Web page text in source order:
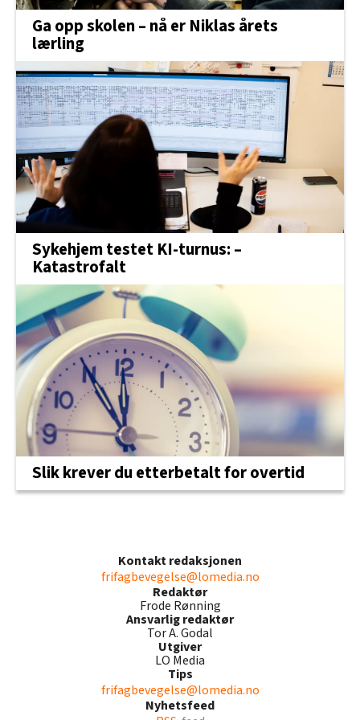
Ga opp skolen – nå er Niklas årets
lærling
Sykehjem testet KI-turnus: –
Katastrofalt
Slik krever du etterbetalt for overtid
Kontakt redaksjonen
frifagbevegelse@lomedia.no
Redaktør
Frode Rønning
Ansvarlig redaktør
Tor A. Godal
Utgiver
LO Media
Tips
frifagbevegelse@lomedia.no
Nyhetsfeed